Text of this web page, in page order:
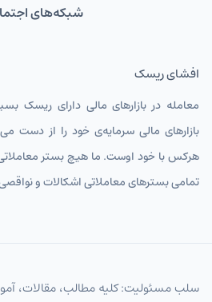
شبکه‌های
افشای ریسک
معامله در بازارهای مالی دارای ریسک
بازارهای مالی سرمایه‌ی خود را از
هرکس با خود اوست. ما هیچ بستر معاملاتی
تمامی بسترهای معاملاتی اشکالات و
سلب مسئولیت: کلیه مطالب، مقالات،